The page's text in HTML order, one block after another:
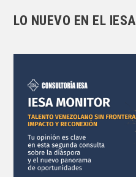
LO NUEVO EN EL IESA